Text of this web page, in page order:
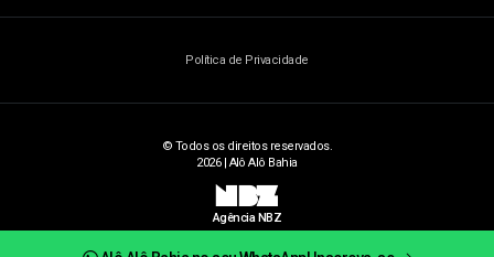
Política de Privacidade
© Todos os direitos reservados.
2026 | Alô Alô Bahia
NBZ
Agência NBZ